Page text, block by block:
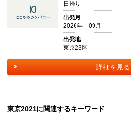
日帰り
出発月
2026年 09月
出発地
東京23区
詳細を見る
東京2021に関連するキーワード